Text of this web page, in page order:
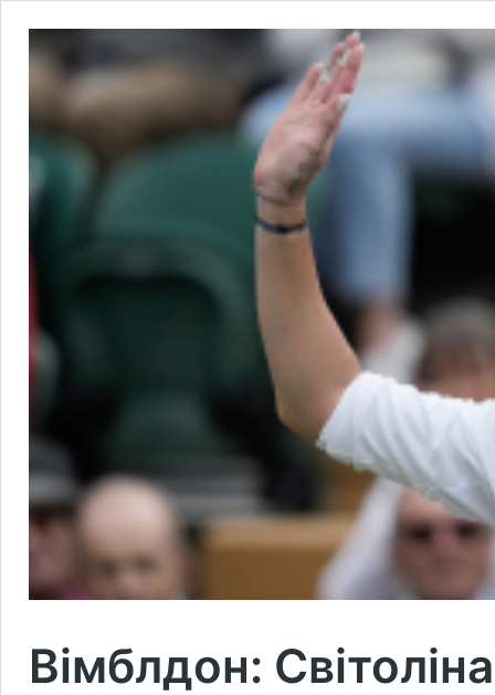
Вімблдон: